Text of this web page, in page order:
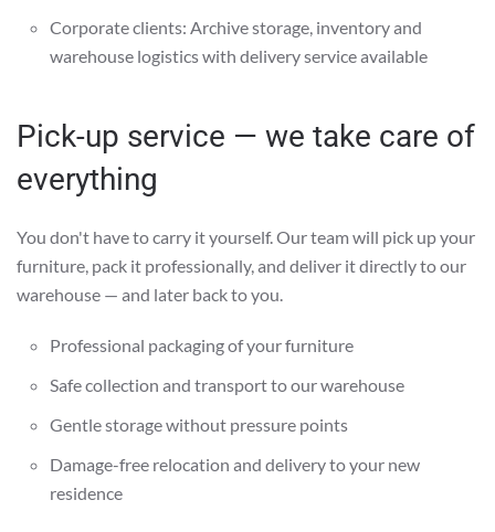
Corporate clients: Archive storage, inventory and
warehouse logistics with delivery service available
Pick-up service — we take care of
everything
You don't have to carry it yourself. Our team will pick up your
furniture, pack it professionally, and deliver it directly to our
warehouse — and later back to you.
Professional packaging of your furniture
Safe collection and transport to our warehouse
Gentle storage without pressure points
Damage-free relocation and delivery to your new
residence